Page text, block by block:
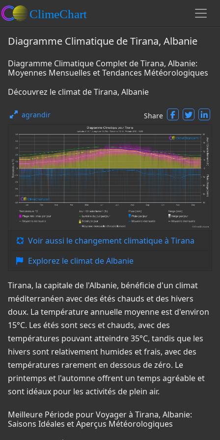
Diagramme Climatique de Tirana, Albanie
Diagramme Climatique Complet de Tirana, Albanie:
Moyennes Mensuelles et Tendances Météorologiques
Découvrez le climat de Tirana, Albanie
agrandir Share
Voir aussi le changement climatique à Tirana
Explorez le climat de Albanie
Tirana, la capitale de l'Albanie, bénéficie d'un climat
méditerranéen avec des étés chauds et des hivers
doux. La température annuelle moyenne est d'environ
15°C. Les étés sont secs et chauds, avec des
températures pouvant atteindre 35°C, tandis que les
hivers sont relativement humides et frais, avec des
températures rarement en dessous de zéro. Le
printemps et l'automne offrent un temps agréable et
sont idéaux pour les activités de plein air.
Meilleure Période pour Voyager à Tirana, Albanie:
Saisons Idéales et Aperçus Météorologiques